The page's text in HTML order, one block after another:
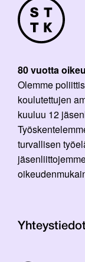
80 vuotta
Olemme
koulutettujen
kuuluu 12
turvallisen